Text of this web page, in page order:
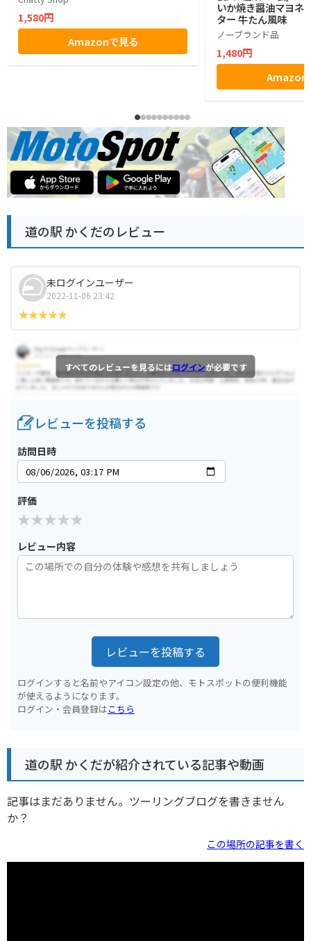
1,580円
Amazonで見る
いか焼き醤油マヨネ
ター 牛たん風味
ノーブランド品
1,480円
Amazon
道の駅 かくだのレビュー
未ログインユーザー
2022-11-06 23:42
すべてのレビューを見るにはログインが必要です
レビューを投稿する
訪問日時
評価
レビュー内容
レビューを投稿する
ログインすると名前やアイコン設定の他、モトスポットの便利機能
が使えるようになります。
ログイン・会員登録はこちら
道の駅 かくだが紹介されている記事や動画
記事はまだありません。ツーリングブログを書きません
か？
この場所の記事を書く